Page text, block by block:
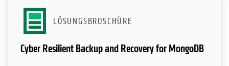
LÖSUNGSBROSCHÜRE
Cyber Resilient Backup and Recovery for MongoDB